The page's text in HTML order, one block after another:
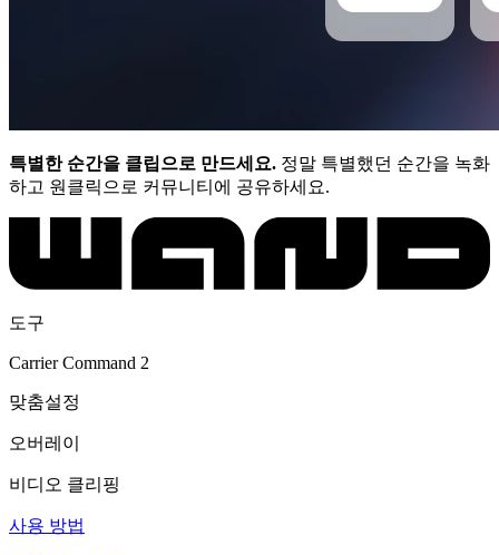
특별한 순간을 클립으로 만드세요. 정말 특별했던 순간을 녹화
하고 원클릭으로 커뮤니티에 공유하세요.
도구
Carrier Command 2
맞춤설정
오버레이
비디오 클리핑
사용 방법